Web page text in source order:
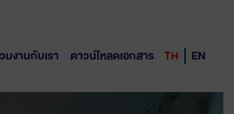
มงานกับเรา ดาวน์โหลดเอกสาร TH EN